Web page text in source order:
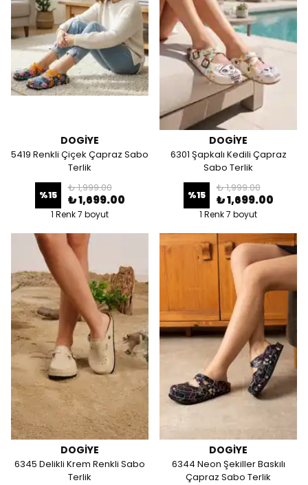
DOGİYE
5419 Renkli Çiçek Çapraz Sabo
Terlik
%15
₺ 1,999.00
₺ 1,699.00
1 Renk 7 boyut
DOGİYE
6301 Şapkalı Kedili Çapraz
Sabo Terlik
%15
₺ 1,999.00
₺ 1,699.00
1 Renk 7 boyut
DOGİYE
6345 Delikli Krem Renkli Sabo
Terlik
DOGİYE
6344 Neon Şekiller Baskılı
Çapraz Sabo Terlik